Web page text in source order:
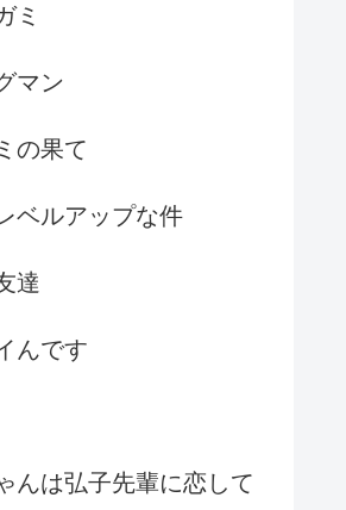
ミ
マン
の果て
ベルアップな件
達
んです
んは弘子先輩に恋して